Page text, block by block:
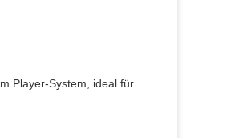
Player-System, ideal für